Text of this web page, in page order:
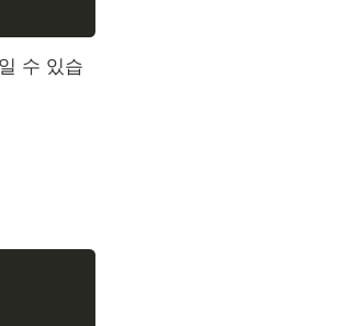
수 있습